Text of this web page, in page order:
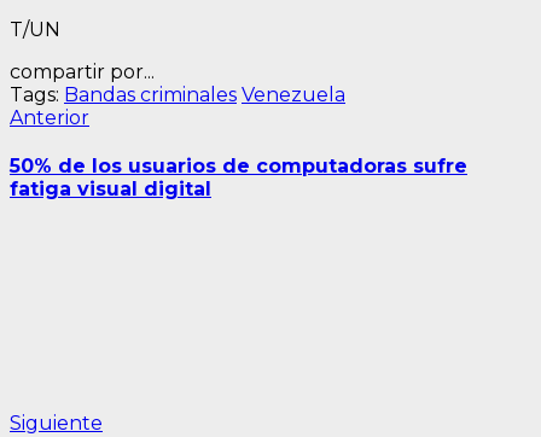
T/UN
compartir por...
Tags: Bandas criminales Venezuela
Navegación
de
entradas
AnteriorEntrada
50% de los usuarios de computadoras sufre
fatiga visual digital
Siguiente